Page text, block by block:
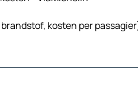
kosten per